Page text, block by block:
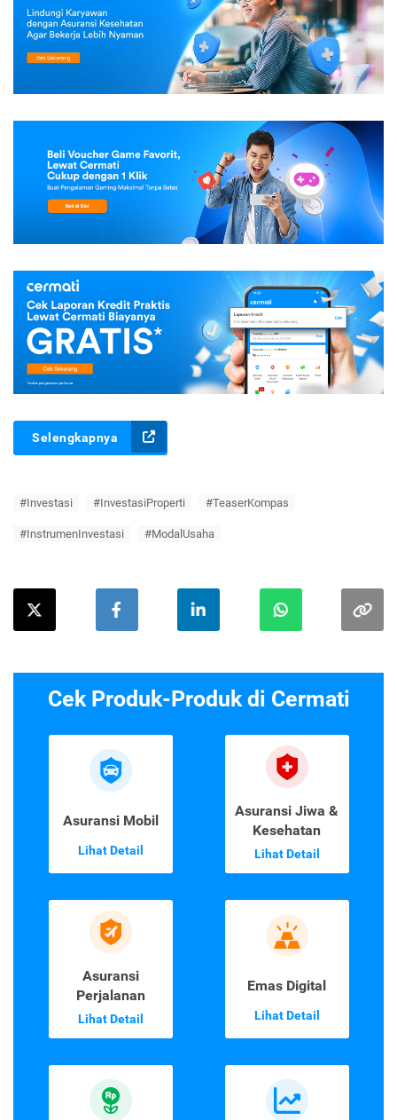
Selengkapnya
#Investasi #InvestasiProperti #TeaserKompas
#InstrumenInvestasi #ModalUsaha
Cek Produk-Produk di Cermati
Asuransi Mobil
Lihat Detail
Asuransi Jiwa &
Kesehatan
Lihat Detail
Asuransi
Perjalanan
Lihat Detail
Emas Digital
Lihat Detail